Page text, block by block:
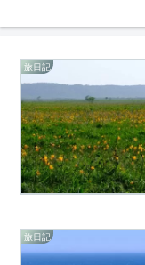
旅日記
旅日記